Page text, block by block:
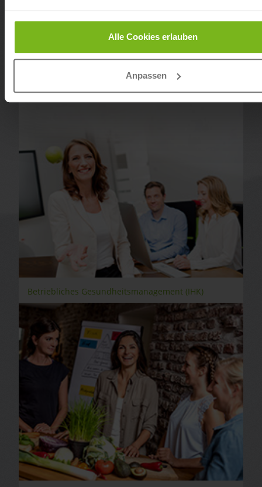
Alle Cookies erlauben
Anpassen
Betriebliches Gesundheitsmanagement (IHK)